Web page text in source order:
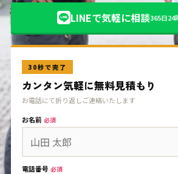
LINEで気軽に相談365日24
30秒で完了
カンタン気軽に無料見積もり
お電話にて折り返しご連絡いたします
お名前 必須
電話番号 必須